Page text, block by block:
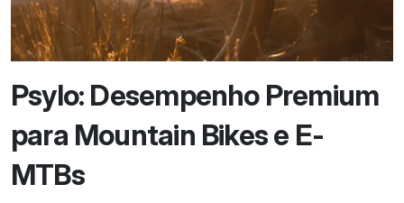
Psylo: Desempenho Premium
para Mountain Bikes e E-
MTBs